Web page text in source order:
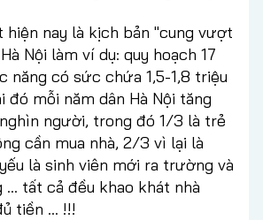
hiện nay là kịch bản "cung vượt
Nội làm ví dụ: quy hoạch 17
năng có sức chứa 1,5-1,8 triệu
mỗi năm dân Hà Nội tăng
người, trong đó 1/3 là trẻ
cần mua nhà, 2/3 vì lại là
là sinh viên mới ra trường và
… tất cả đều khao khát nhà
tiền … !!!